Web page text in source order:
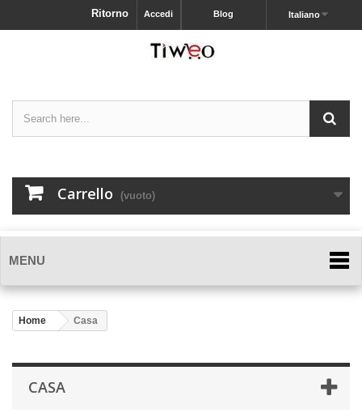
Italiano
Blog
Accedi
Ritorno
Carrello (vuoto)
MENU
Home Casa
CASA